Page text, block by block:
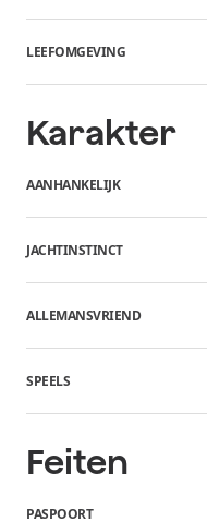
LEEFOMGEVING
Karakter
AANHANKELIJK
JACHTINSTINCT
ALLEMANSVRIEND
SPEELS
Feiten
PASPOORT